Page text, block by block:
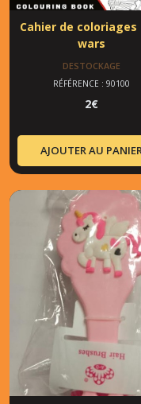
Cahier de coloriages
wars
DESTOCKAGE
RÉFÉRENCE : 90100
2€
AJOUTER AU